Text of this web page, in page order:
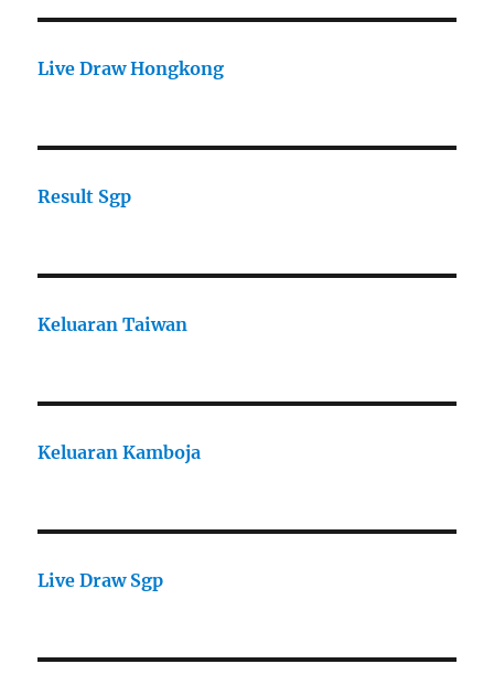
Live Draw Hongkong
Result Sgp
Keluaran Taiwan
Keluaran Kamboja
Live Draw Sgp